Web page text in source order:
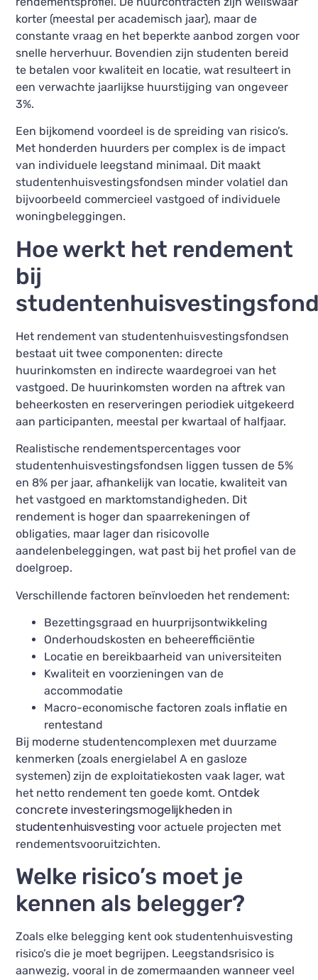
korter (meestal per academisch jaar), maar de
constante vraag en het beperkte aanbod zorgen voor
snelle herverhuur. Bovendien zijn studenten bereid
te betalen voor kwaliteit en locatie, wat resulteert in
een verwachte jaarlijkse huurstijging van ongeveer
3%.
Een bijkomend voordeel is de spreiding van risico’s.
Met honderden huurders per complex is de impact
van individuele leegstand minimaal. Dit maakt
studentenhuisvestingsfondsen minder volatiel dan
bijvoorbeeld commercieel vastgoed of individuele
woningbeleggingen.
Hoe werkt het rendement
bij
Het rendement van studentenhuisvestingsfondsen
bestaat uit twee componenten: directe
huurinkomsten en indirecte waardegroei van het
vastgoed. De huurinkomsten worden na aftrek van
beheerkosten en reserveringen periodiek uitgekeerd
aan participanten, meestal per kwartaal of halfjaar.
Realistische rendementspercentages voor
studentenhuisvestingsfondsen liggen tussen de 5%
en 8% per jaar, afhankelijk van locatie, kwaliteit van
het vastgoed en marktomstandigheden. Dit
rendement is hoger dan spaarrekeningen of
obligaties, maar lager dan risicovolle
aandelenbeleggingen, wat past bij het profiel van de
doelgroep.
Verschillende factoren beïnvloeden het rendement:
Bezettingsgraad en huurprijsontwikkeling
Onderhoudskosten en beheerefficiëntie
Locatie en bereikbaarheid van universiteiten
Kwaliteit en voorzieningen van de
accommodatie
Macro-economische factoren zoals inflatie en
rentestand
Bij moderne studentencomplexen met duurzame
kenmerken (zoals energielabel A en gasloze
systemen) zijn de exploitatiekosten vaak lager, wat
het netto rendement ten goede komt.Ontdek
concrete investeringsmogelijkheden in
studentenhuisvesting voor actuele projecten met
rendementsvooruitzichten.
Welke risico’s moet je
kennen als belegger?
Zoals elke belegging kent ook studentenhuisvesting
risico’s die je moet begrijpen. Leegstandsrisico is
aanwezig, vooral in de zomermaanden wanneer veel